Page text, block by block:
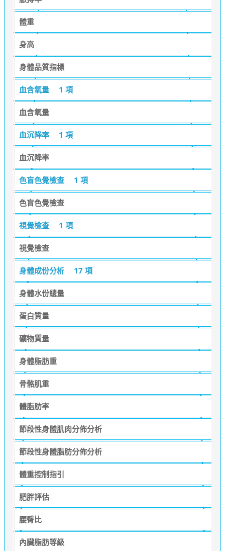
體重
身高
身體品質指標
血含氧量 1 項
血含氧量
血沉降率 1 項
血沉降率
色盲色覺檢查 1 項
色盲色覺檢查
視覺檢查 1 項
視覺檢查
身體成份分析 17 項
身體水份總量
蛋白質量
礦物質量
身體脂肪重
骨骼肌重
體脂肪率
節段性身體肌肉分佈分析
節段性身體脂肪分佈分析
體重控制指引
肥胖評估
腰臀比
內臟脂肪等級